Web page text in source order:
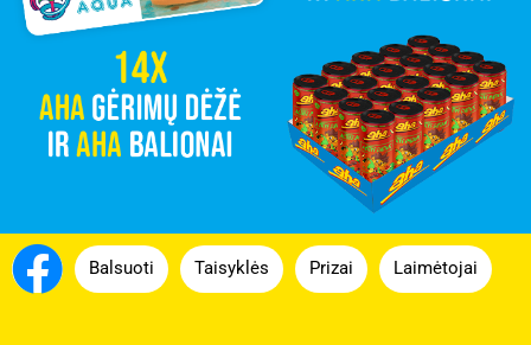
Balsuoti Taisyklės Prizai Laimėtojai